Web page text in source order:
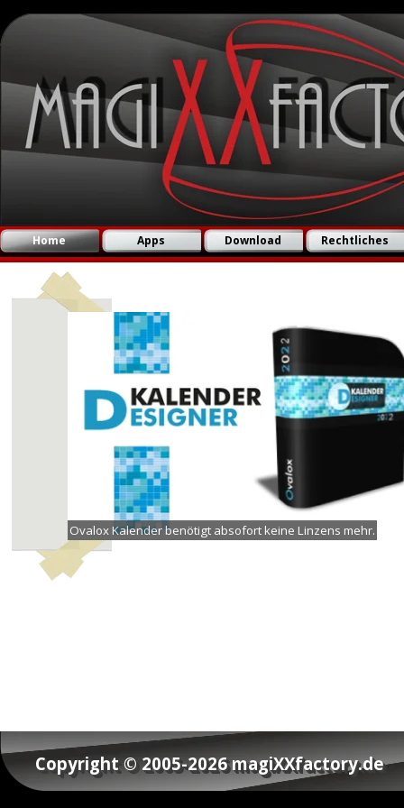
Home Apps ▼
Download Rechtliches
Ovalox Kalender benötigt absofort keine Linzens mehr.
Copyright © 2005-2026 magiXXfactory.de